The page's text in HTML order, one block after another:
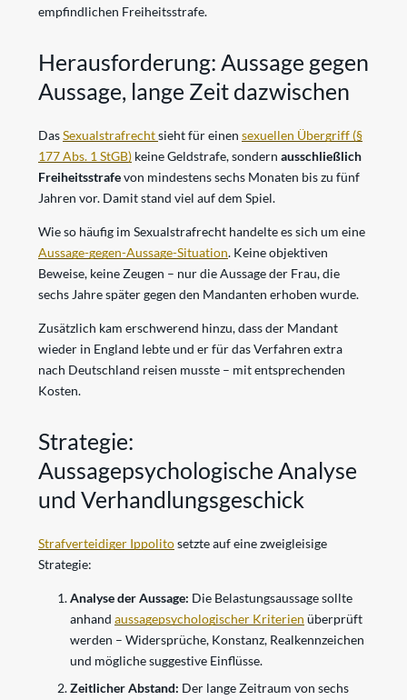
empfindlichen Freiheitsstrafe.
Herausforderung: Aussage gegen
Aussage, lange Zeit dazwischen
DasSexualstrafrechtsieht für einen sexuellen Übergriff (§
177 Abs. 1 StGB) keine Geldstrafe, sondern ausschließlich
Freiheitsstrafevon mindestens sechs Monaten bis zu fünf
Jahren vor. Damit stand viel auf dem Spiel.
Wie so häufig im Sexualstrafrecht handelte es sich um eine
Aussage-gegen-Aussage-Situation. Keine objektiven
Beweise, keine Zeugen – nur die Aussage der Frau, die
sechs Jahre später gegen den Mandanten erhoben wurde.
Zusätzlich kam erschwerend hinzu, dass der Mandant
wieder in England lebte und er für das Verfahren extra
nach Deutschland reisen musste – mit entsprechenden
Kosten.
Strategie:
Aussagepsychologische Analyse
und Verhandlungsgeschick
Strafverteidiger Ippolitosetzte auf eine zweigleisige
Strategie:
Analyse der Aussage: Die Belastungsaussage sollte
anhand aussagepsychologischer Kriterien überprüft
werden – Widersprüche, Konstanz, Realkennzeichen
und mögliche suggestive Einflüsse.
Zeitlicher Abstand: Der lange Zeitraum von sechs